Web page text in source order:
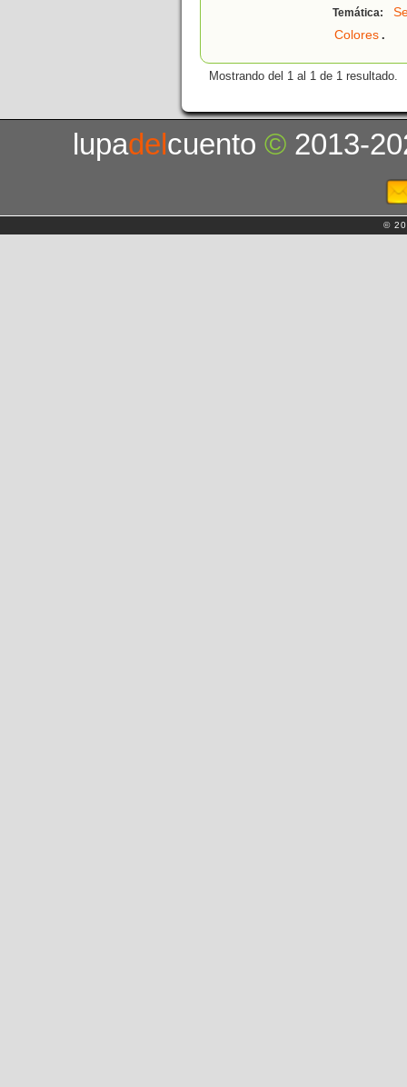
Temática:
Colores.
Mostrando del 1 al 1 de 1 resultado.
lupadelcuento© 2013-
©